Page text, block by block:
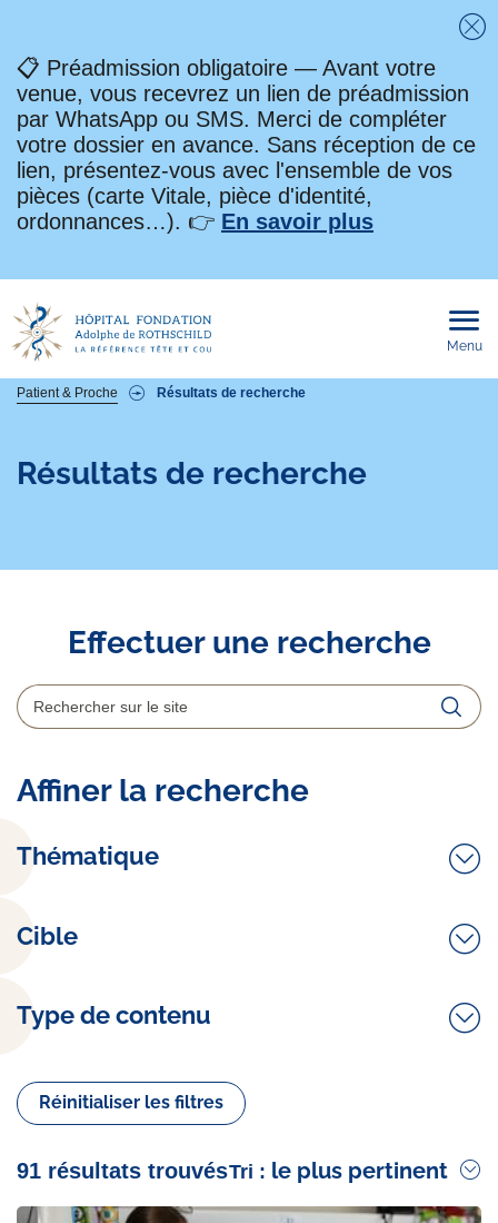
📋 Préadmission obligatoire — Avant votre
venue, vous recevrez un lien de préadmission
par WhatsApp ou SMS. Merci de compléter
votre dossier en avance. Sans réception de ce
lien, présentez-vous avec l'ensemble de vos
pièces (carte Vitale, pièce d'identité,
ordonnances…). 👉 En savoir plus
Menu
Fil
d'Ariane
Patient & Proche Résultats de recherche
Résultats de recherche
Effectuer une recherche
Affiner la recherche
Thématique
Cible
Type de contenu
Réinitialiser les filtres
91 résultats trouvésTri : le plus pertinent